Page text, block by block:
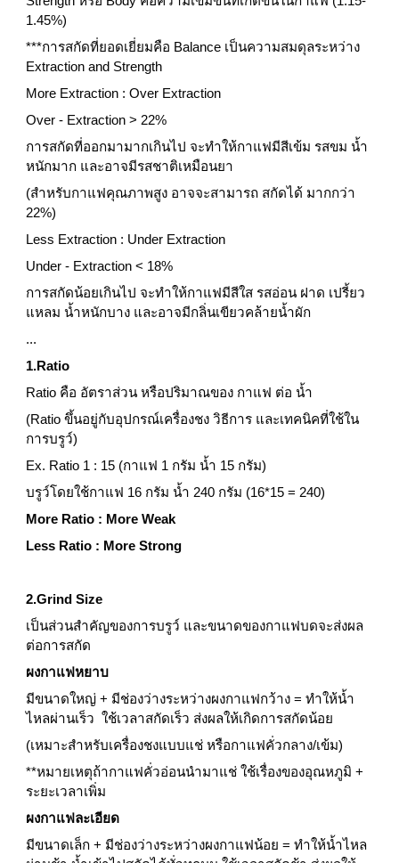
1.45%)
***การสกัดที่ยอดเยี่ยมคือ Balance เป็นความสมดุลระหว่าง
Extraction and Strength
More Extraction : Over Extraction
Over - Extraction > 22%
การสกัดที่ออกมามากเกินไป จะทำให้กาแฟมีสีเข้ม รสขม น้ำ
หนักมาก และอาจมีรสชาติเหมือนยา
(สำหรับกาแฟคุณภาพสูง อาจจะสามารถ สกัดได้ มากกว่า
22%)
Less Extraction : Under Extraction
Under - Extraction < 18%
การสกัดน้อยเกินไป จะทำให้กาแฟมีสีใส รสอ่อน ฝาด เปรี้ยว
แหลม น้ำหนักบาง และอาจมีกลิ่นเขียวคล้ายน้ำผัก
...
1.Ratio
Ratio คือ อัตราส่วน หรือปริมาณของ กาแฟ ต่อ น้ำ
(Ratio ขึ้นอยู่กับอุปกรณ์เครื่องชง วิธีการ และเทคนิคที่ใช้ใน
การบรูว์)
Ex. Ratio 1 : 15 (กาแฟ 1 กรัม น้ำ 15 กรัม)
บรูว์โดยใช้กาแฟ 16 กรัม น้ำ 240 กรัม (16*15 = 240)
More Ratio : More Weak
Less Ratio : More Strong
2.Grind Size
เป็นส่วนสำคัญของการบรูว์ และขนาดของกาแฟบดจะส่งผล
ต่อการสกัด
ผงกาแฟหยาบ
มีขนาดใหญ่ + มีช่องว่างระหว่างผงกาแฟกว้าง = ทำให้น้ำ
ไหลผ่านเร็ว  ใช้เวลาสกัดเร็ว ส่งผลให้เกิดการสกัดน้อย
(เหมาะสำหรับเครื่องชงแบบแช่ หรือกาแฟคั่วกลาง/เข้ม)
**หมายเหตุถ้ากาแฟคั่วอ่อนนำมาแช่ ใช้เรื่องของอุณหภูมิ +
ระยะเวลาเพิ่ม
ผงกาแฟละเอียด
มีขนาดเล็ก + มีช่องว่างระหว่างผงกาแฟน้อย = ทำให้น้ำไหล